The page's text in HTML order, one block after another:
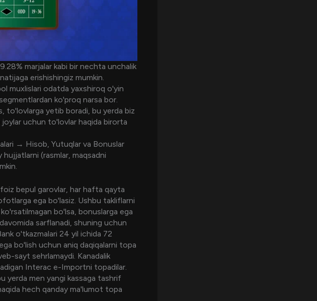
marjalar kabi bir nechta unchalik
erishishingiz mumkin.
muxlislari odatda yaxshiroq o'yin
ko'proq narsa bor.
to'lovlarga yetib boradi, bu yerda biz
uchun to'lovlar haqida birorta
→ Hisob, Yutuqlar va Bonuslar
(rasmlar, maqsadni
bepul garovlar, har hafta qayta
ega bo'lasiz. Ushbu takliflarni
bo'lsa, bonuslarga ega
sarflanadi, shuning uchun
o'tkazmalari 24 yil ichida 72
bo'lish uchun aniq daqiqalarni topa
sayt sehrlamaydi. Kanadalik
Interac e-Importni topadilar.
yerda men yangi kassaga tashrif
hech qanday ma'lumot topa